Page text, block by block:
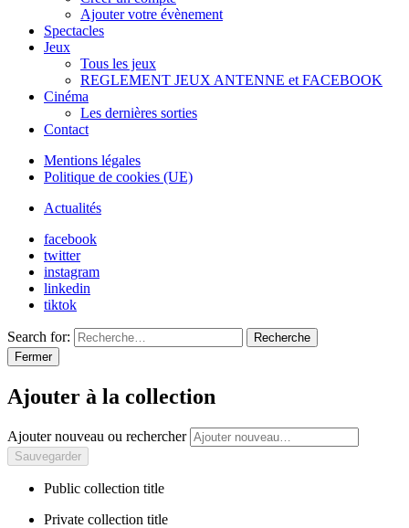
Ajouter votre évènement
Spectacles
Jeux
Tous les jeux
REGLEMENT JEUX ANTENNE et FACEBOOK
Cinéma
Les dernières sorties
Contact
Mentions légales
Politique de cookies (UE)
Actualités
facebook
twitter
instagram
linkedin
tiktok
Search for:
Recherche
Fermer
Ajouter à la collection
Ajouter nouveau ou rechercher
Public collection title
Private collection title